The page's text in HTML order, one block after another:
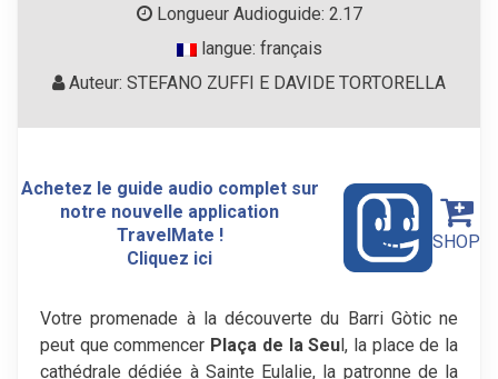
Longueur Audioguide: 2.17
langue: français
Auteur: STEFANO ZUFFI E DAVIDE TORTORELLA
Achetez le guide audio complet sur
notre nouvelle application
TravelMate !
Cliquez ici
SHOP
Votre promenade à la découverte du Barri Gòtic ne
peut que commencer Plaça de la Seul, la place de la
cathédrale dédiée à Sainte Eulalie, la patronne de la